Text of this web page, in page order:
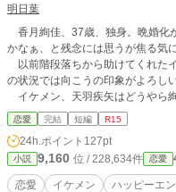
明日葉
香月絢佳、37歳、独身。晩婚化
かなぁ、と残念には思うが焦る気
以前階段落ちから助けてくれた
の状況では向こうの印象がよろし
イケメン、天羽疾矢はどうやら
し、とりあえず試してみたら？こ
買い言葉。 何がどうしてこうなった？ 平凡に生きたい、でもま、老後に1
人は嫌だなぁ、くらいに構えた恋
のイケメン疾矢。振り回している
果たしてどっち？
恋愛 完結 短編 R15
24h.ポイント 127pt
小説 9,160 位 / 228,634件 恋愛
恋愛 イケメン ハッピーエ